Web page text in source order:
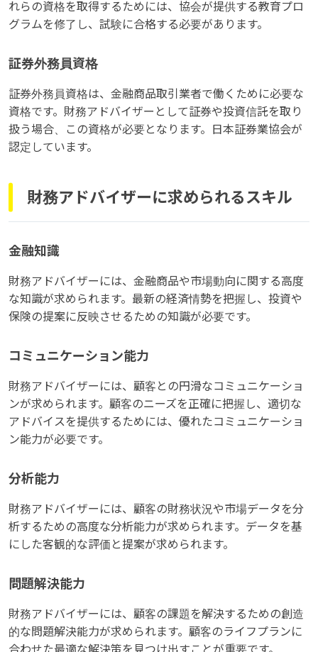
れらの資格を取得するためには、協会が提供する教育プロ
グラムを修了し、試験に合格する必要があります。
証券外務員資格
証券外務員資格は、金融商品取引業者で働くために必要な
資格です。財務アドバイザーとして証券や投資信託を取り
扱う場合、この資格が必要となります。日本証券業協会が
認定しています。
財務アドバイザーに求められるスキル
金融知識
財務アドバイザーには、金融商品や市場動向に関する高度
な知識が求められます。最新の経済情勢を把握し、投資や
保険の提案に反映させるための知識が必要です。
コミュニケーション能力
財務アドバイザーには、顧客との円滑なコミュニケーショ
ンが求められます。顧客のニーズを正確に把握し、適切な
アドバイスを提供するためには、優れたコミュニケーショ
ン能力が必要です。
分析能力
財務アドバイザーには、顧客の財務状況や市場データを分
析するための高度な分析能力が求められます。データを基
にした客観的な評価と提案が求められます。
問題解決能力
財務アドバイザーには、顧客の課題を解決するための創造
的な問題解決能力が求められます。顧客のライフプランに